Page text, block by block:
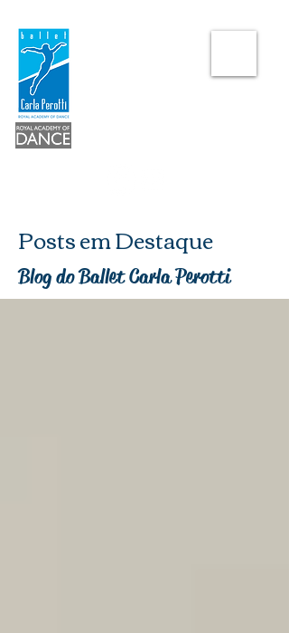
Posts em Destaque
Blog do Ballet Carla Perotti